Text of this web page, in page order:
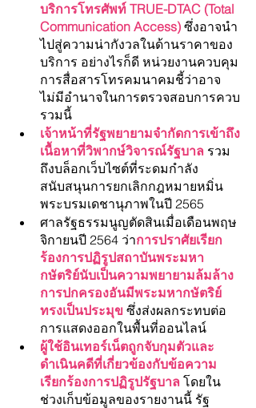
บริการโทรศัพท์ TRUE-DTAC (Total
Communication Access) ซึ่งอาจนำ
ไปสู่ความน่ากังวลในด้านราคาของ
บริการ อย่างไรก็ดี หน่วยงานควบคุม
การสื่อสารโทรคมนาคมชี้ว่าอาจ
ไม่มีอำนาจในการตรวจสอบการควบ
รวมนี้
เจ้าหน้าที่รัฐพยายามจำกัดการเข้าถึง
เนื้อหาที่วิพากษ์วิจารณ์รัฐบาล รวม
ถึงบล็อกเว็บไซต์ที่ระดมกำลัง
สนับสนุนการยกเลิกกฎหมายหมิ่น
พระบรมเดชานุภาพในปี 2565
ศาลรัฐธรรมนูญตัดสินเมื่อเดือนพฤษ
จิกายนปี 2564 ว่าการปราศัยเรียก
ร้องการปฏิรูปสถาบันพระมหา
กษัตริย์นับเป็นความพยายามล้มล้าง
การปกครองอันมีพระมหากษัตริย์
ทรงเป็นประมุข ซึ่งส่งผลกระทบต่อ
การแสดงออกในพื้นที่ออนไลน์
ผู้ใช้อินเทอร์เน็ตถูกจับกุมตัวและ
ดำเนินคดีที่เกี่ยวข้องกับข้อความ
เรียกร้องการปฏิรูปรัฐบาล โดยใน
ช่วงเก็บข้อมูลของรายงานนี้ รัฐ